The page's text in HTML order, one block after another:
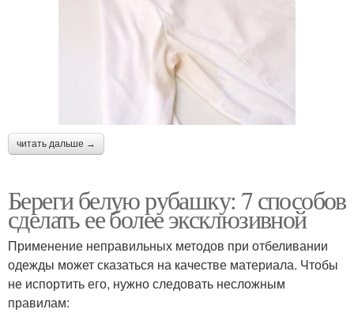
читать дальше →
Береги белую рубашку: 7 способов
сделать ее более эксклюзивной
Применение неправильных методов при отбеливании
одежды может сказаться на качестве материала. Чтобы
не испортить его, нужно следовать несложным
правилам: